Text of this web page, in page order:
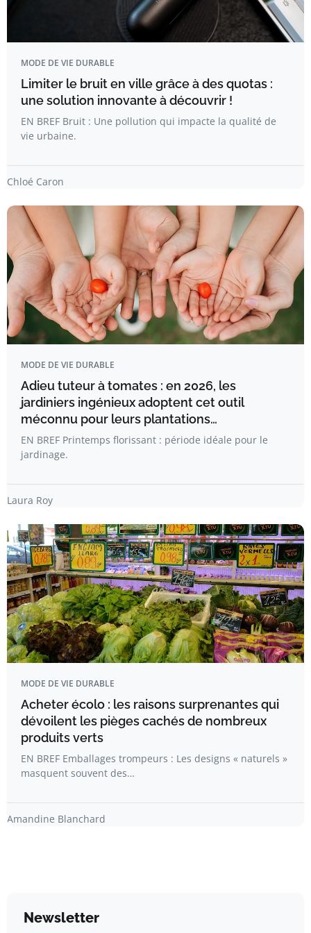
MODE DE VIE DURABLE
Limiter le bruit en ville grâce à des quotas :
une solution innovante à découvrir !
EN BREF Bruit : Une pollution qui impacte la qualité de
vie urbaine.
Chloé Caron
MODE DE VIE DURABLE
Adieu tuteur à tomates : en 2026, les
jardiniers ingénieux adoptent cet outil
méconnu pour leurs plantations…
EN BREF Printemps florissant : période idéale pour le
jardinage.
Laura Roy
MODE DE VIE DURABLE
Acheter écolo : les raisons surprenantes qui
dévoilent les pièges cachés de nombreux
produits verts
EN BREF Emballages trompeurs : Les designs « naturels »
masquent souvent des…
Amandine Blanchard
Newsletter